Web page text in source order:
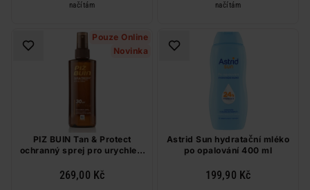
načítám
načítám
Pouze Online
Novinka
PIZ BUIN Tan & Protect
ochranný sprej pro urychlení
269,00 Kč
Astrid Sun hydratační mléko
po opalování 400 ml
199,90 Kč